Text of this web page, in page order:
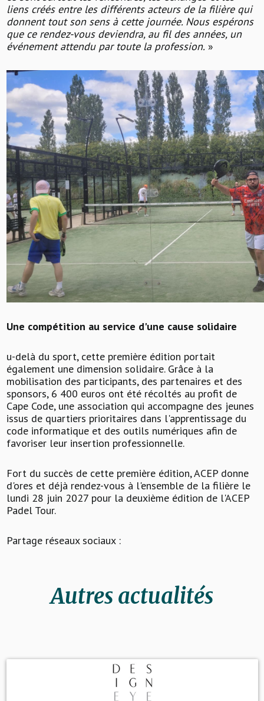
liens créés entre les différents acteurs de la filière qui
donnent tout son sens à cette journée. Nous espérons
que ce rendez-vous deviendra, au fil des années, un
événement attendu par toute la profession.»
Une compétition au service d'une cause solidaire
u-delà du sport, cette première édition portait
également une dimension solidaire. Grâce à la
mobilisation des participants, des partenaires et des
sponsors, 6 400 euros ont été récoltés au profit de
Cape Code, une association qui accompagne des jeunes
issus de quartiers prioritaires dans l'apprentissage du
code informatique et des outils numériques afin de
favoriser leur insertion professionnelle.
Fort du succès de cette première édition, ACEP donne
d'ores et déjà rendez-vous à l'ensemble de la filière le
lundi 28 juin 2027 pour la deuxième édition de l'ACEP
Padel Tour.
Partage réseaux sociaux :
Autres actualités